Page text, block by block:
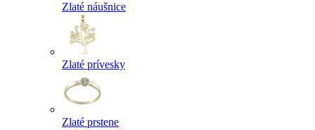
Zlaté náušnice
Zlaté prívesky
Zlaté prstene